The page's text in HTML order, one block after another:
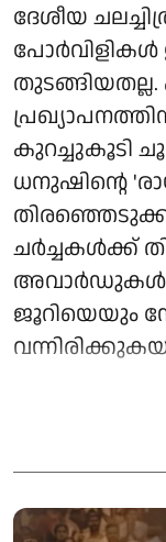
ദേശീയ
കുറച്ചുകൂടി
ധനുഷിന്റെ
ചർച്ചകൾക്ക്
അവാർഡുകൾ
ജൂറിയെയും